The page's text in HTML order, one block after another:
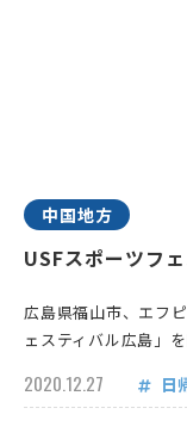
中国地方
USFスポーツフ
広島県福山市、エフ
ェスティバル広島」
2020.12.27 日